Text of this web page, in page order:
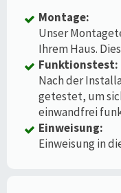
Montage:
Unser
Ihrem Haus.
Funktionstest:
Nach der
getestet, um
einwandfrei
Einweisung:
Einweisung in